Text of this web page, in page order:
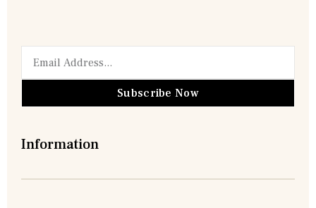
Subscribe Now
Information